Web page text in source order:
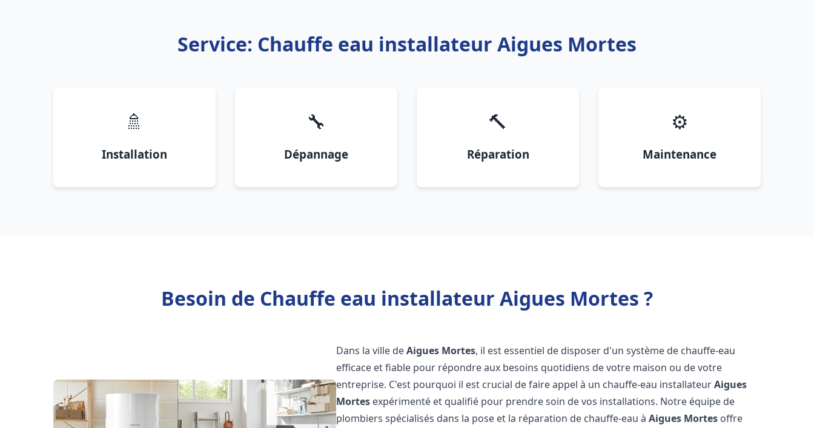
Service: Chauffe eau installateur Aigues Mortes
🚿
Installation
🔧
Dépannage
🔨
Réparation
⚙️
Maintenance
Besoin de Chauffe eau installateur Aigues Mortes ?
Dans la ville deAigues Mortes, il est essentiel de disposer d'un système de chauffe-eau
efficace et fiable pour répondre aux besoins quotidiens de votre maison ou de votre
entreprise. C'est pourquoi il est crucial de faire appel à un chauffe-eau installateurAigues
Mortes expérimenté et qualifié pour prendre soin de vos installations. Notre équipe de
plombiers spécialisés dans la pose et la réparation de chauffe-eau àAigues Mortes offre